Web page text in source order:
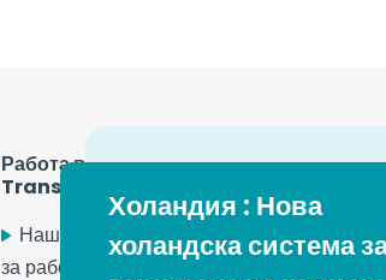
Холандия : Нова
холандска система
Работа в Easytrip
Transport Services
Нашите предложения
за работа